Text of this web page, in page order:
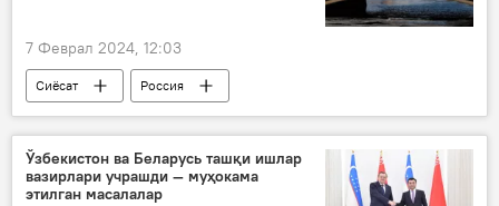
7 Феврал 2024, 12:03
Сиёсат
Россия
Санкт-Петербург
Бош консулхона
Ўзбекистон
Ўзбекистон ва Беларусь ташқи ишлар
вазирлари учрашди — муҳокама
этилган масалалар